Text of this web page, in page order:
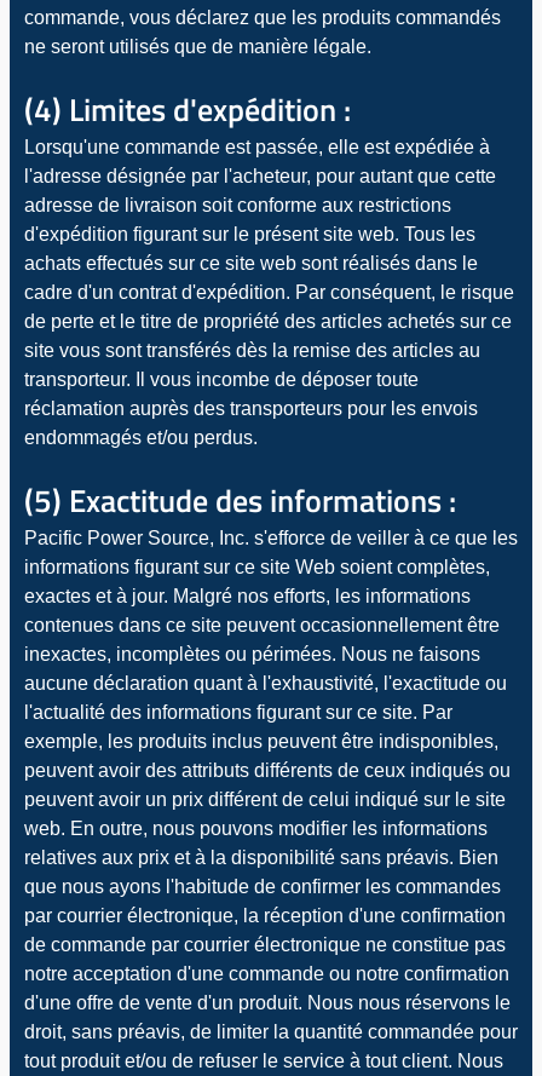
commande, vous déclarez que les produits commandés
ne seront utilisés que de manière légale.
(4) Limites d'expédition :
Lorsqu'une commande est passée, elle est expédiée à
l'adresse désignée par l'acheteur, pour autant que cette
adresse de livraison soit conforme aux restrictions
d'expédition figurant sur le présent site web. Tous les
achats effectués sur ce site web sont réalisés dans le
cadre d'un contrat d'expédition. Par conséquent, le risque
de perte et le titre de propriété des articles achetés sur ce
site vous sont transférés dès la remise des articles au
transporteur. Il vous incombe de déposer toute
réclamation auprès des transporteurs pour les envois
endommagés et/ou perdus.
(5) Exactitude des informations :
Pacific Power Source, Inc. s'efforce de veiller à ce que les
informations figurant sur ce site Web soient complètes,
exactes et à jour. Malgré nos efforts, les informations
contenues dans ce site peuvent occasionnellement être
inexactes, incomplètes ou périmées. Nous ne faisons
aucune déclaration quant à l'exhaustivité, l'exactitude ou
l'actualité des informations figurant sur ce site. Par
exemple, les produits inclus peuvent être indisponibles,
peuvent avoir des attributs différents de ceux indiqués ou
peuvent avoir un prix différent de celui indiqué sur le site
web. En outre, nous pouvons modifier les informations
relatives aux prix et à la disponibilité sans préavis. Bien
que nous ayons l'habitude de confirmer les commandes
par courrier électronique, la réception d'une confirmation
de commande par courrier électronique ne constitue pas
notre acceptation d'une commande ou notre confirmation
d'une offre de vente d'un produit. Nous nous réservons le
droit, sans préavis, de limiter la quantité commandée pour
tout produit et/ou de refuser le service à tout client. Nous